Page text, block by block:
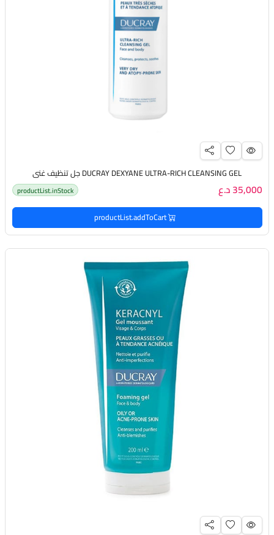
DUCRAY DEXYANE ULTRA-RICH CLEANSING GEL جل تنظيف غني
35,000 د.ع productList.inStock
productList.addToCart